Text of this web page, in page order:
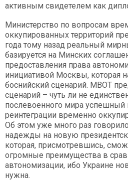
активным свидетелем как
Министерство по вопросам
оккупированных территорий
года тому назад реальный
базируется на Минских
предоставления права
инициативой Москвы, которая
боснийский сценарий. МВОТ
сценарий – чуть ли не
послевоенного мира
реинтеграции временно
Об этом уже много раз
надежды на новую
которая, присмотревшись,
огромные преимущества в
автономизации, ибо Украине
нужна.